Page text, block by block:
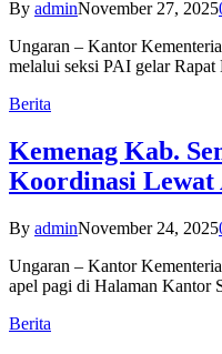
By adminNovember 27, 2025
Ungaran – Kantor
melalui seksi PAI gelar
Berita
Kemenag Kab.
Koordinasi Lewat
By adminNovember 24, 2025
Ungaran – Kantor
apel pagi di Halaman Kantor
Berita